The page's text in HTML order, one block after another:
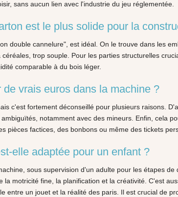
sans aucun lien avec l'industrie du jeu réglementée.
est le plus solide pour la
double cannelure", est idéal. On le trouve dans les
trop souple. Pour les parties structurelles
comparable à du bois léger.
de vrais euros dans la machine ?
c'est fortement déconseillé pour plusieurs raisons.
notamment avec des mineurs. Enfin, cela
pièces factices, des bonbons ou même des tickets
elle adaptée pour un enfant ?
sous supervision d'un adulte pour les étapes
la motricité fine, la planification et la créativité. C'est
entre un jouet et la réalité des paris. Il est crucial de